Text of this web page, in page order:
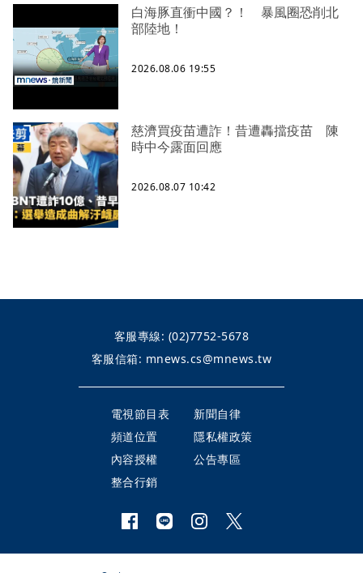
白海豚直衝中國？！ 暴風圈恐削北
部陸地！
2026.08.06 19:55
慈濟買疫苗遭詐！昔遭轟擋疫苗 陳
時中今露面回應
2026.08.07 10:42
客服專線: (02)7752-5678
客服信箱: mnews.cs@mnews.tw
電視節目表
新聞自律
頻道位置
隱私權政策
內容授權
公告專區
整合行銷